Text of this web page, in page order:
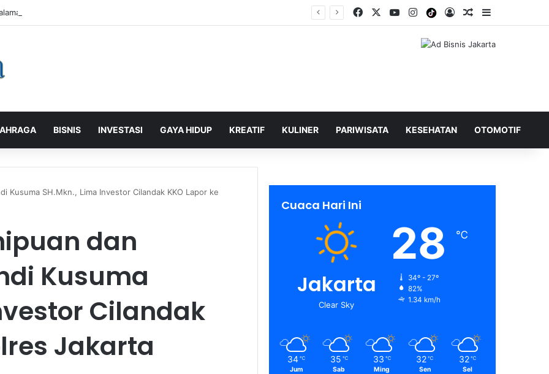
Pelanggan, PLN Icon Plus Sabet Tiga Penghargaan CCW 2026 Facebook YouTubeInstagramTiktokLog InShuffle Berita
BISNIS INVESTASI GAYA HIDUP KREATIF KULINER PARIWISATA KESEHATAN OTOMOTIF
Kusuma SH.Mkn., Lima Investor Cilandak KKO Lapor ke
dan
Kusuma
Cilandak
Jakarta
Cuaca Hari Ini
Jakarta
Clear Sky
28 ℃
34º - 27º
82%
1.34 km/h
34 ℃
Jum
35 ℃
Sab
33 ℃
Ming
32 ℃
Sen
32 ℃
Sel